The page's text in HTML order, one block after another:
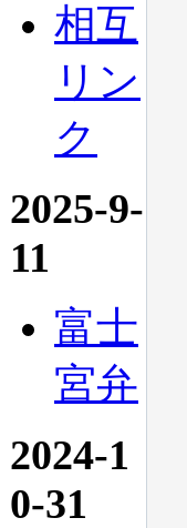
相互
リン
ク
2025-9-
11
富士
宮弁
2024-1
0-31